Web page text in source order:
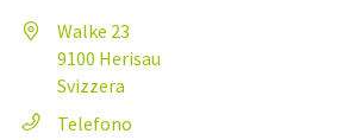
Walke 23
9100 Herisau
Svizzera
Telefono